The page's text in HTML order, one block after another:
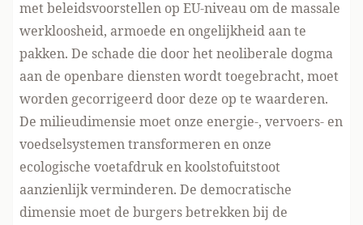
met beleidsvoorstellen op EU-niveau om de massale
werkloosheid, armoede en ongelijkheid aan te
pakken. De schade die door het neoliberale dogma
aan de openbare diensten wordt toegebracht, moet
worden gecorrigeerd door deze op te waarderen.
De milieudimensie moet onze energie-, vervoers- en
voedselsystemen transformeren en onze
ecologische voetafdruk en koolstofuitstoot
aanzienlijk verminderen. De democratische
dimensie moet de burgers betrekken bij de